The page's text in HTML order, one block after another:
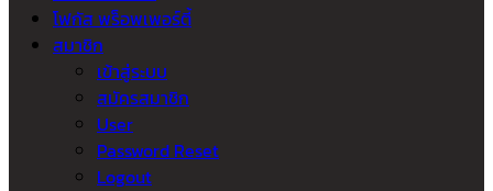
โฟกัส พร็อพเพอร์ตี้
สมาชิก
เข้าสู่ระบบ
สมัครสมาชิก
User
Password Reset
Logout